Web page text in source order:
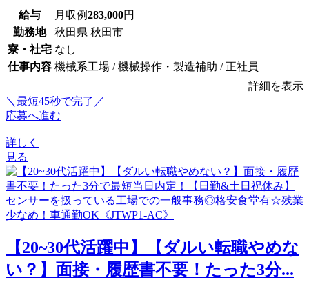
給与 月収例283,000円
勤務地
秋田県 秋田市
寮・社宅 なし
仕事内容 機械系工場 / 機械操作・製造補助 / 正社員
詳細を表示
＼最短45秒で完了／
応募へ進む
詳しく
見る
【20~30代活躍中】【ダルい転職やめな
い？】面接・履歴書不要！たった3分...